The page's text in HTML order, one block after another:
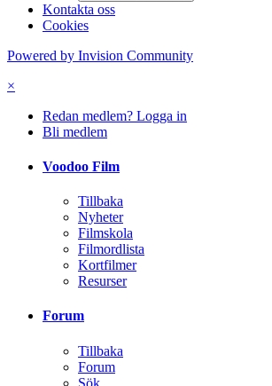
Kontakta oss
Cookies
Powered by Invision Community
×
Redan medlem? Logga in
Bli medlem
Voodoo Film
Tillbaka
Nyheter
Filmskola
Filmordlista
Kortfilmer
Resurser
Forum
Tillbaka
Forum
Sök